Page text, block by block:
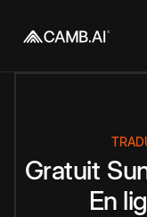
Gratuit
En